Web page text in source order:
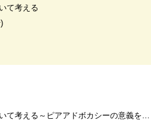
て考える
える～ピアアドボカシーの意義を理解する～